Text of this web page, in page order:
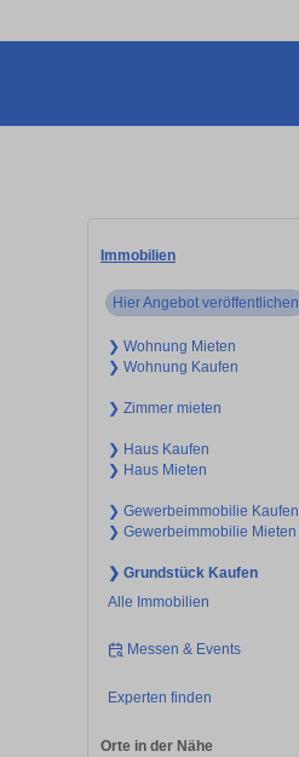
Immobilien
Hier Angebot veröffentlichen
❯ Wohnung Mieten
❯ Wohnung Kaufen
❯ Zimmer mieten
❯ Haus Kaufen
❯ Haus Mieten
❯ Gewerbeimmobilie Kaufen
❯ Gewerbeimmobilie Mieten
❯ Grundstück Kaufen
Alle Immobilien
Messen & Events
Experten finden
Orte in der Nähe